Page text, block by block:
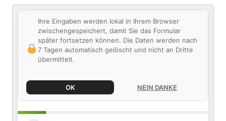
Ihre Eingaben werden lokal in Ihrem Browser
zwischengespeichert, damit Sie das Formular
später fortsetzen können. Die Daten werden nach
7 Tagen automatisch gelöscht und nicht an Dritte
übermittelt.
OK NEIN DANKE